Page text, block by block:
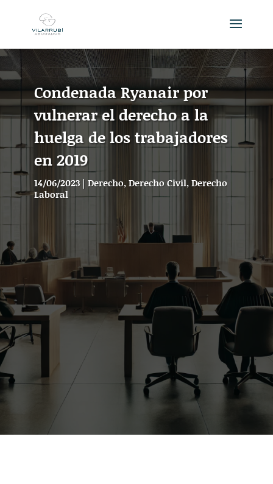
Condenada Ryanair por
vulnerar el derecho a la
huelga de los trabajadores
en 2019
14/06/2023| Derecho,Derecho Civil,Derecho
Laboral